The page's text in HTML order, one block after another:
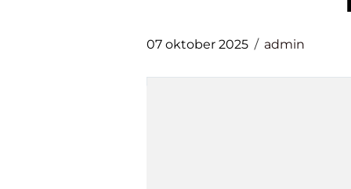
07 oktober 2025 admin